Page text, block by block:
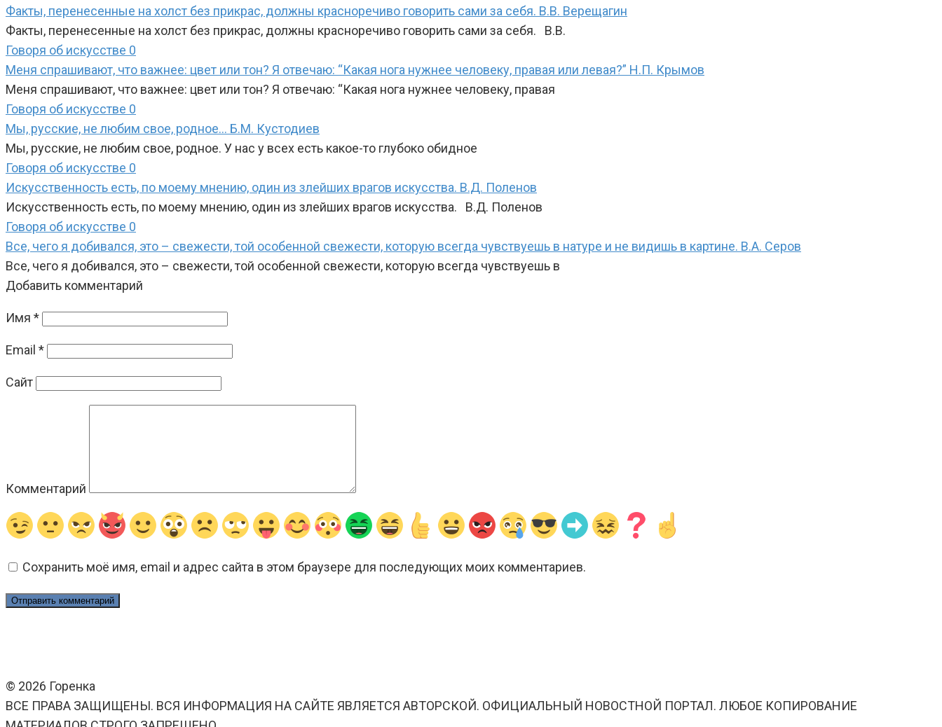
Факты, перенесенные на холст без прикрас, должны красноречиво говорить сами за себя. В.В. Верещагин
Факты, перенесенные на холст без прикрас, должны красноречиво говорить сами за себя. В.В.
Говоря об искусстве 0
Меня спрашивают, что важнее: цвет или тон? Я отвечаю: “Какая нога нужнее человеку, правая или левая?” Н.П. Крымов
Меня спрашивают, что важнее: цвет или тон? Я отвечаю: “Какая нога нужнее человеку, правая
Говоря об искусстве 0
Мы, русские, не любим свое, родное… Б.М. Кустодиев
Мы, русские, не любим свое, родное. У нас у всех есть какое-то глубоко обидное
Говоря об искусстве 0
Искусственность есть, по моему мнению, один из злейших врагов искусства. В.Д. Поленов
Искусственность есть, по моему мнению, один из злейших врагов искусства. В.Д. Поленов
Говоря об искусстве 0
Все, чего я добивался, это – свежести, той особенной свежести, которую всегда чувствуешь в натуре и не видишь в картине. В.А. Серов
Все, чего я добивался, это – свежести, той особенной свежести, которую всегда чувствуешь в
Добавить комментарий
Имя *
Email *
Сайт
Комментарий
Сохранить моё имя, email и адрес сайта в этом браузере для последующих моих комментариев.
© 2026 Горенка
ВСЕ ПРАВА ЗАЩИЩЕНЫ. ВСЯ ИНФОРМАЦИЯ НА САЙТЕ ЯВЛЯЕТСЯ АВТОРСКОЙ. ОФИЦИАЛЬНЫЙ НОВОСТНОЙ ПОРТАЛ. ЛЮБОЕ КОПИРОВАНИЕ